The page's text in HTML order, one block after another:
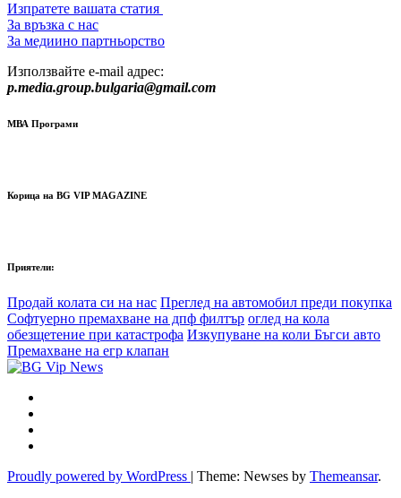
Изпратете вашата статия
За връзка с нас
За медиино партньорство
Използвайте e-mail адрес:
p.media.group.bulgaria@gmail.com
МВА Програми
Корица на BG VIP MAGAZINE
Приятели:
Продай колата си на нас Преглед на автомобил преди покупка
Софтуерно премахване на дпф филтър оглед на кола
обезщетение при катастрофа Изкупуване на коли Бъгси авто
Премахване на егр клапан
Proudly powered by WordPress | Theme: Newses by Themeansar.